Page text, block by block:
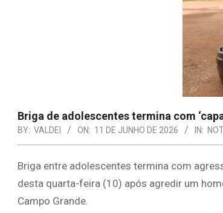
Briga de adolescentes termina com
BY: VALDEI ON: 11 DE JUNHO DE 2026 IN:
Briga entre adolescentes termina com
desta quarta-feira (10) após agredir um
Campo Grande.